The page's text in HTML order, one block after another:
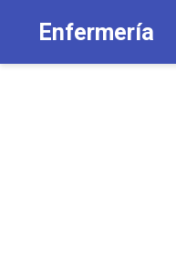
Enfermería